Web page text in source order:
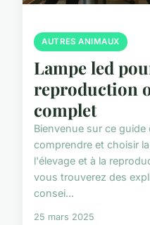
AUTRES ANIMAUX
Lampe led
reproduction
complet
Bienvenue sur ce
comprendre et choisir
l'élevage et à la
vous trouverez des
consei...
25 mars 2025